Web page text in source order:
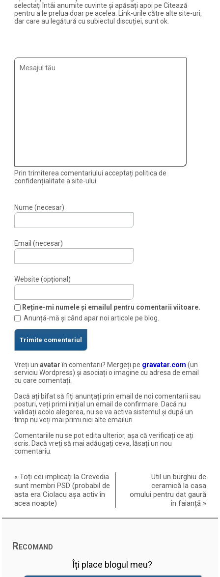
selectați întâi anumite cuvinte și apăsați apoi pe Citează
pentru a le prelua doar pe acelea. Link-urile către alte site-uri,
dar care au legătură cu subiectul discuției, sunt ok.
Prin trimiterea comentariului acceptați politica de
confidențialitate a site-ului.
Nume (necesar)
Email (necesar)
Website (opțional)
Reține-mi numele și emailul pentru comentarii viitoare.
Anunță-mă și când apar noi articole pe blog.
Vreți unavatarîn comentarii? Mergeți pe gravatar.com (un
serviciu Wordpress) și asociați o imagine cu adresa de email
cu care comentați.
Dacă ați bifat să fiți anunțați prin email de noi comentarii sau
posturi, veți primi inițial un email de confirmare. Dacă nu
validați acolo alegerea, nu se va activa sistemul și după un
timp nu veți mai primi nici alte emailuri
Comentariile nu se pot edita ulterior, așa că verificați ce ați
scris. Dacă vreți să mai adăugați ceva, lăsați un nou
comentariu.
«Toți cei implicați la Crevedia
sunt membri PSD (probabil de
asta era Ciolacu așa activ în
acea noapte)
Util un burghiu de
ceramică la casa
omului pentru dat gaură
în faianță »
Recomand
Îți place blogul meu?